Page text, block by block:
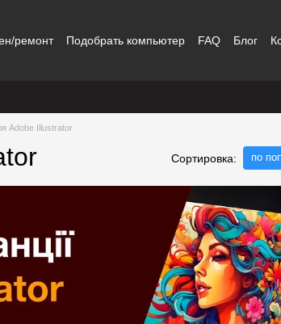
ремонт Подобрать компьютер FAQ Блог
Adobe Illustrator
Сортировка: по